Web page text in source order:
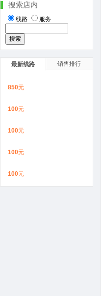
搜索店内
线路 服务
最新线路 销售排行
850元
100元
100元
100元
100元